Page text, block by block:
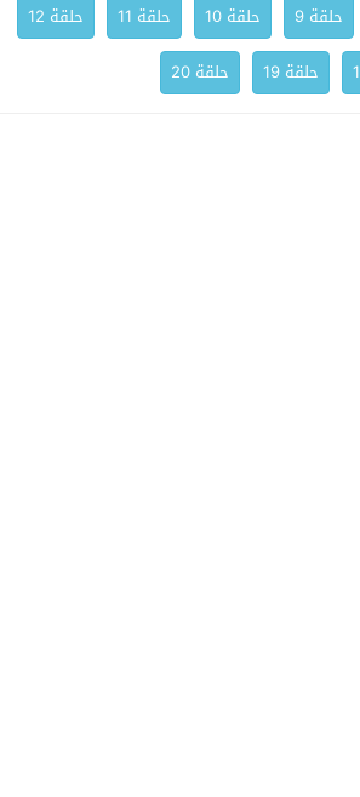
حلقة 9 حلقة 10 حلقة 11
حلقة 12
حلقة 19 حلقة 20